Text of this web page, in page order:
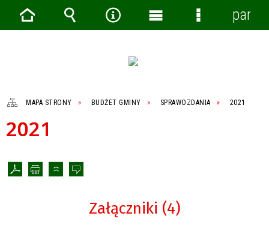
MAPA STRONY BUDŻET GMINY SPRAWOZDANIA 2021
2021
Załączniki (4)
Strona Wyszukiwarka
NarzędziaMenu
Menu
panel